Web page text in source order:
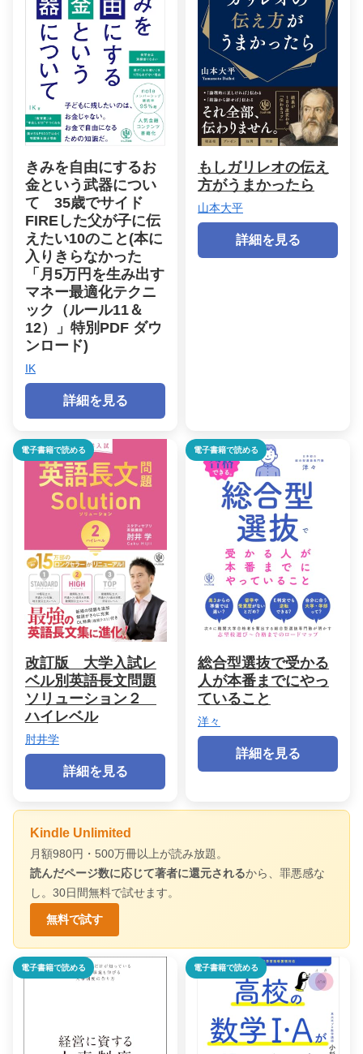
きみを自由にするお
金という武器につい
て 35歳でサイド
FIREした父が子に伝
えたい10のこと(本に
入りきらなかった
「月5万円を生み出す
マネー最適化テクニ
ック（ルール11＆
12）」特別PDF ダウ
ンロード)
IK
詳細を見る
もしガリレオの伝え
方がうまかったら
山本大平
詳細を見る
電子書籍で読める
改訂版 大学入試レ
ベル別英語長文問題
ソリューション２
ハイレベル
肘井学
詳細を見る
電子書籍で読める
総合型選抜で受かる
人が本番までにやっ
ていること
洋々
詳細を見る
Kindle Unlimited
月額980円・500万冊以上が読み放題。
読んだページ数に応じて著者に還元されるから、罪悪感な
し。30日間無料で試せます。
無料で試す
電子書籍で読める 電子書籍で読める